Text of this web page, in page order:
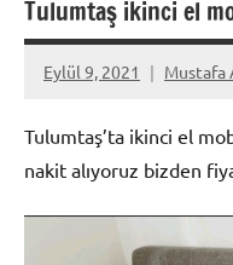
Tulumtaş ikinci el
Eylül 9, 2021 Mustafa
Tulumtaş’ta ikinci el
nakit alıyoruz bizden